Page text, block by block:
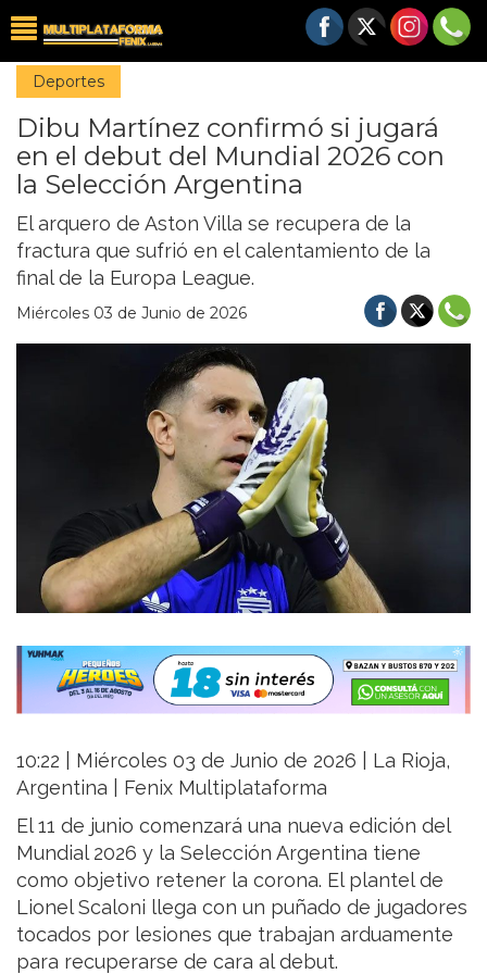
Deportes
Dibu Martínez confirmó si jugará
en el debut del Mundial 2026 con
la Selección Argentina
El arquero de Aston Villa se recupera de la
fractura que sufrió en el calentamiento de la
final de la Europa League.
Miércoles 03 de Junio de 2026
10:22 | Miércoles 03 de Junio de 2026 | La Rioja,
Argentina | Fenix Multiplataforma
El 11 de junio comenzará una nueva edición del
Mundial 2026 y la Selección Argentina tiene
como objetivo retener la corona. El plantel de
Lionel Scaloni llega con un puñado de jugadores
tocados por lesiones que trabajan arduamente
para recuperarse de cara al debut.